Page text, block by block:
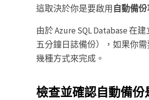
這取決於你是要啟用自動備
由於 Azure SQL Database 在
五分鐘日誌備份），如果你
幾種方式來完成。
檢查並確認自動備份